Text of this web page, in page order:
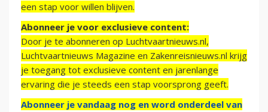
een stap voor willen blijven.
Abonneer je voor exclusieve content:
Door je te abonneren op Luchtvaartnieuws.nl,
Luchtvaartnieuws Magazine en Zakenreisnieuws.nl krijg
je toegang tot exclusieve content en jarenlange
ervaring die je steeds een stap voorsprong geeft.
Abonneer je vandaag nog en word onderdeel van